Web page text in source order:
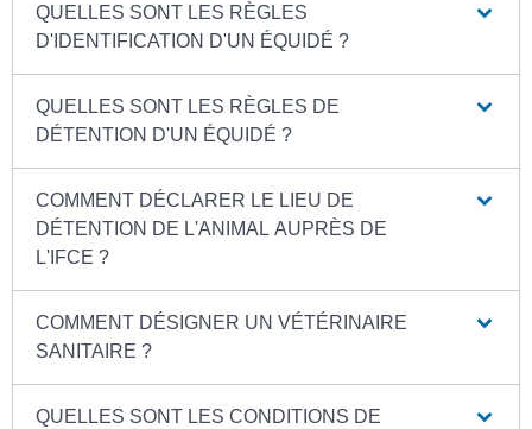
QUELLES SONT LES RÈGLES
D'IDENTIFICATION D'UN ÉQUIDÉ ?
QUELLES SONT LES RÈGLES DE
DÉTENTION D'UN ÉQUIDÉ ?
COMMENT DÉCLARER LE LIEU DE
DÉTENTION DE L'ANIMAL AUPRÈS DE
L'IFCE ?
COMMENT DÉSIGNER UN VÉTÉRINAIRE
SANITAIRE ?
QUELLES SONT LES CONDITIONS DE